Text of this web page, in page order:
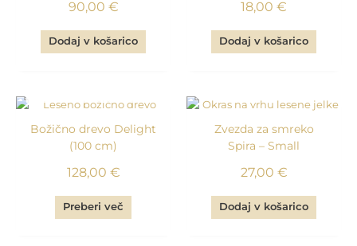
90,00 €
Dodaj v košarico
18,00 €
Dodaj v košarico
Božično drevo Delight
(100 cm)
128,00 €
Preberi več
Zvezda za smreko
Spira – Small
27,00 €
Dodaj v košarico